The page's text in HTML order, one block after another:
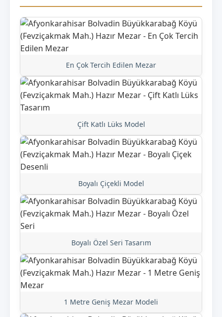
En Çok Tercih Edilen Mezar
Çift Katlı Lüks Model
Boyalı Çiçekli Model
Boyalı Özel Seri Tasarım
1 Metre Geniş Mezar Modeli